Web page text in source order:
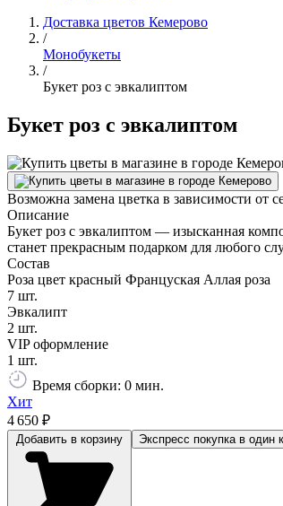
Доставка цветов Кемерово
/
Монобукеты
/
Букет роз с эвкалиптом
Букет роз с эвкалиптом
Возможна замена цветка в зависимости от
Описание
Букет роз с эвкалиптом — изысканная
станет прекрасным подарком для любого
Состав
Роза цвет красный Француская Аллая роза
7 шт.
Эвкалипт
2 шт.
VIP оформление
1 шт.
Время сборки: 0 мин.
Хит
4 650 ₽
Экспресс покупка в один